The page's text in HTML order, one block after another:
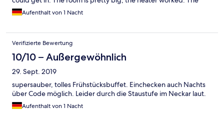
hotel location is just in front of the tram to downtown, which will
get you in 15 mins.
Aufenthalt von 1 Nacht
Verifizierte Bewertung
10/10 – Außergewöhnlich
29. Sept. 2019
supersauber, tolles Frühstücksbuffet. Einchecken auch Nachts
über Code möglich. Leider durch die Staustufe im Neckar laut.
Aufenthalt von 1 Nacht